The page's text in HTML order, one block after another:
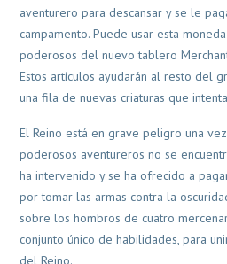
aventurero para descansar y se le
campamento. Puede usar esta
poderosos del nuevo tablero
Estos artículos ayudarán al resto del
una fila de nuevas criaturas que
El Reino está en grave peligro una
poderosos aventureros no se
ha intervenido y se ha ofrecido a
por tomar las armas contra la
sobre los hombros de cuatro
conjunto único de habilidades, para
del Reino.